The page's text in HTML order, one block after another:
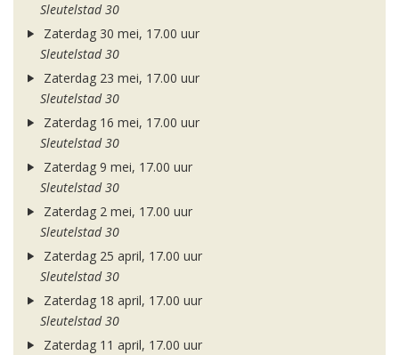
Sleutelstad 30
Zaterdag 30 mei, 17.00 uur
Sleutelstad 30
Zaterdag 23 mei, 17.00 uur
Sleutelstad 30
Zaterdag 16 mei, 17.00 uur
Sleutelstad 30
Zaterdag 9 mei, 17.00 uur
Sleutelstad 30
Zaterdag 2 mei, 17.00 uur
Sleutelstad 30
Zaterdag 25 april, 17.00 uur
Sleutelstad 30
Zaterdag 18 april, 17.00 uur
Sleutelstad 30
Zaterdag 11 april, 17.00 uur